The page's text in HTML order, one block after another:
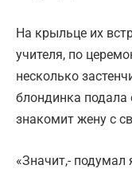
На крыльце их
учителя, по
несколько
блондинка подала
знакомит жену с
«Значит,- подумал